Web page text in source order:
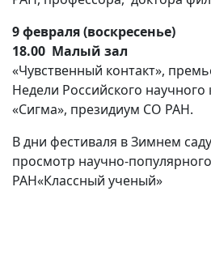
9 февраля (воскресенье)
18.00 Малый зал
«Чувственный контакт»,
Недели Российского
«Сигма», президиум СО РАН.
В дни фестиваля в Зимнем
просмотр научно-
РАН«Классный ученый»